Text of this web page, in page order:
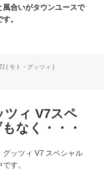
風合いがタウンユースで
。
( モト・グッツィ )
イク用 サドルバッグ 取り扱いしてお
ツィ V7スペ
なく・・・
ッツィ V7 スペシャル
す。